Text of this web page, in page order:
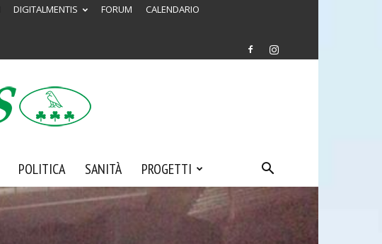
DIGITALMENTIS FORUM
CALENDARIO
POLITICA SANITÀ PROGETTI